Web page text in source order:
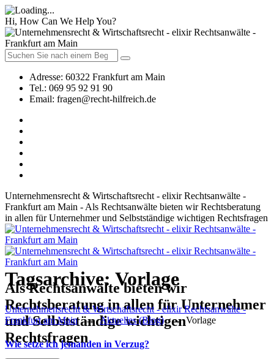
Hi, How Can We Help You?
Adresse: 60322 Frankfurt am Main
Tel.: 069 95 92 91 90
Email: fragen@recht-hilfreich.de
Unternehmensrecht & Wirtschaftsrecht - elixir Rechtsanwälte -
Frankfurt am Main - Als Rechtsanwälte bieten wir Rechtsberatung
in allen für Unternehmer und Selbstständige wichtigen Rechtsfragen
Als Rechtsanwälte bieten wir
Rechtsberatung in allen für Unternehmer
und Selbstständige wichtigen
Rechtsfragen
Tagsarchive:Vorlage
Unternehmensrecht & Wirtschaftsrecht - elixir Rechtsanwälte -
Frankfurt am Main →Aktuelles (Blog)→Vorlage
Wie setze ich jemanden in Verzug?